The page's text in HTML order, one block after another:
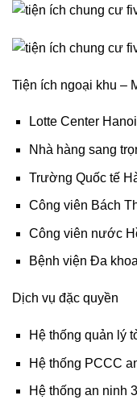
Tiện ích ngoại khu –
Lotte Center Hanoi
Nhà hàng sang
Trường Quốc tế
Công viên Bách
Công viên nước
Bệnh viện Đa
Dịch vụ đặc quyền
Hệ thống quản lý
Hệ thống PCCC
Hệ thống an ninh